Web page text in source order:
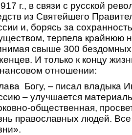
г., в связи с русской
из Святейшего
и, борясь за
терпела крайнюю
свыше 300 бездомных
И только к концу
отношении:
Богу, – писал владыка
– улучшается
общественная,
православных людей. Все